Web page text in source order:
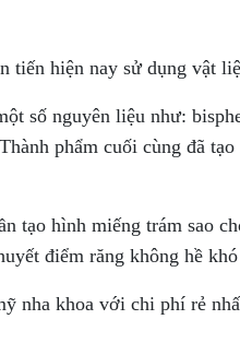
tiến hiện nay sử dụng vật
số nguyên liệu như:
phẩm cuối cùng đã
tạo hình miếng trám sao
điểm răng không hề
nha khoa với chi phí rẻ